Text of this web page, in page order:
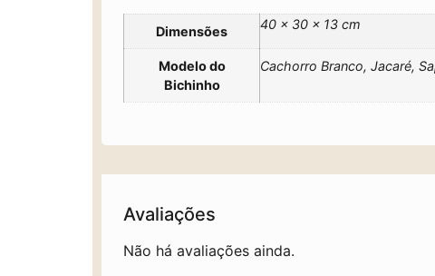
Dimensões 40 × 30 × 13 cm
Modelo do
Bichinho
Cachorro Branco, Jacaré,
Avaliações
Não há avaliações ainda.